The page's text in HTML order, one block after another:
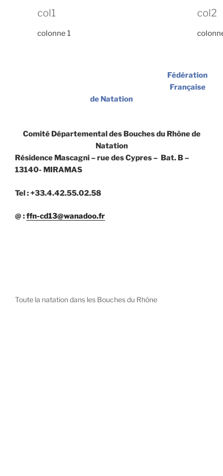
col1
colonne 1
col2
Fédération
Française
de Natation
Comité Départemental des Bouches du Rhône de
Natation
Résidence Mascagni – rue des Cypres – Bat. B –
13140- MIRAMAS
Tel : +33.4.42.55.02.58
@ :ffn-cd13@wanadoo.fr
Toute la natation dans les Bouches du Rhône